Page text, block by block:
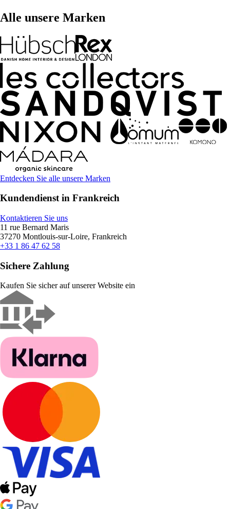
Alle unsere Marken
Entdecken Sie alle unsere Marken
Kundendienst in Frankreich
Kontaktieren Sie uns
11 rue Bernard Maris
37270 Montlouis-sur-Loire, Frankreich
+33 1 86 47 62 58
Sichere Zahlung
Kaufen Sie sicher auf unserer Website ein